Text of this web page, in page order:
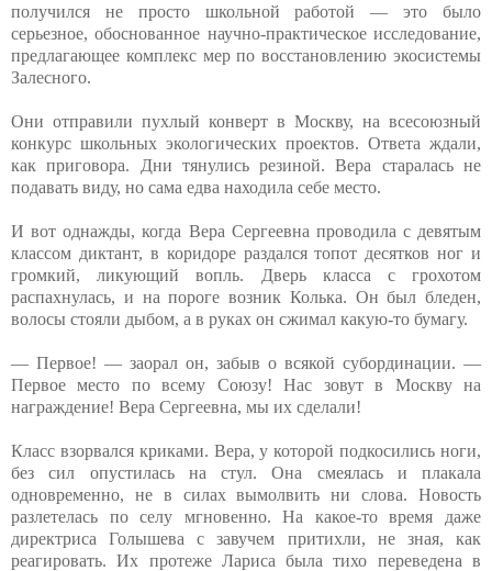
получился не просто школьной работой — это было
серьезное, обоснованное научно-практическое исследование,
предлагающее комплекс мер по восстановлению экосистемы
Залесного.
Они отправили пухлый конверт в Москву, на всесоюзный
конкурс школьных экологических проектов. Ответа ждали,
как приговора. Дни тянулись резиной. Вера старалась не
подавать виду, но сама едва находила себе место.
И вот однажды, когда Вера Сергеевна проводила с девятым
классом диктант, в коридоре раздался топот десятков ног и
громкий, ликующий вопль. Дверь класса с грохотом
распахнулась, и на пороге возник Колька. Он был бледен,
волосы стояли дыбом, а в руках он сжимал какую-то бумагу.
— Первое! — заорал он, забыв о всякой субординации. —
Первое место по всему Союзу! Нас зовут в Москву на
награждение! Вера Сергеевна, мы их сделали!
Класс взорвался криками. Вера, у которой подкосились ноги,
без сил опустилась на стул. Она смеялась и плакала
одновременно, не в силах вымолвить ни слова. Новость
разлетелась по селу мгновенно. На какое-то время даже
директриса Голышева с завучем притихли, не зная, как
реагировать. Их протеже Лариса была тихо переведена в